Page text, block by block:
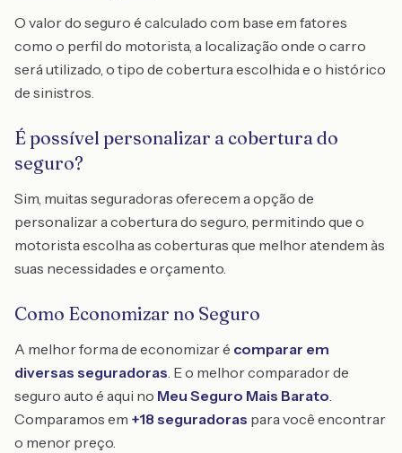
O valor do seguro é calculado com base em fatores
como o perfil do motorista, a localização onde o carro
será utilizado, o tipo de cobertura escolhida e o histórico
de sinistros.
É possível personalizar a cobertura do
seguro?
Sim, muitas seguradoras oferecem a opção de
personalizar a cobertura do seguro, permitindo que o
motorista escolha as coberturas que melhor atendem às
suas necessidades e orçamento.
Como Economizar no Seguro
A melhor forma de economizar é comparar em
diversas seguradoras. E o melhor comparador de
seguro auto é aqui no Meu Seguro Mais Barato.
Comparamos em +18 seguradoras para você encontrar
o menor preço.